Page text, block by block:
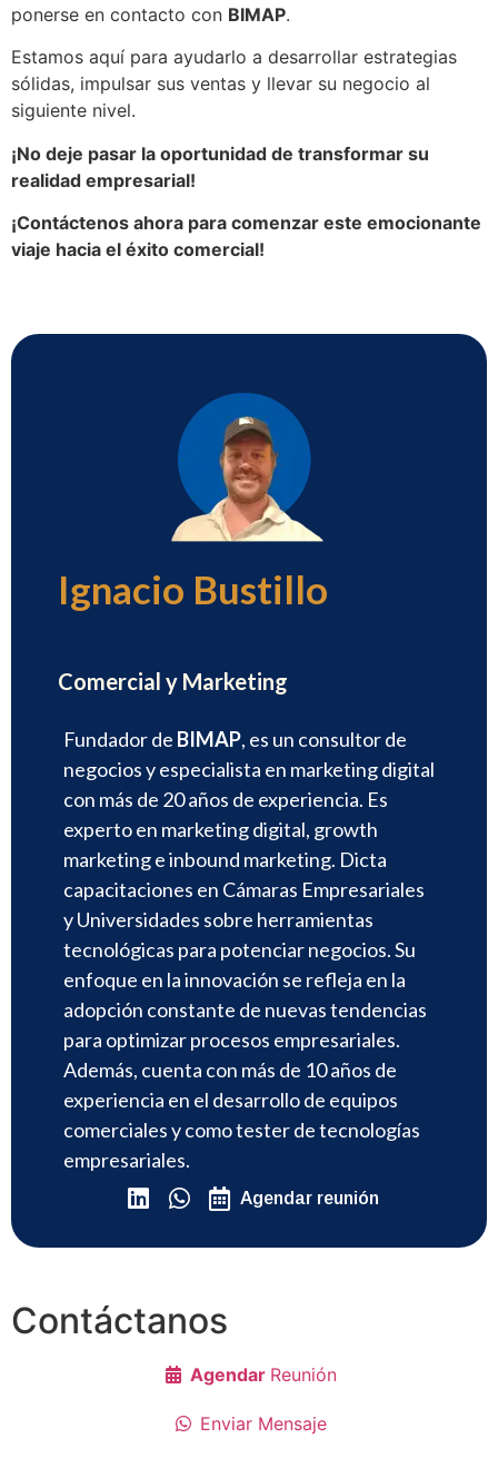
ponerse en contacto con BIMAP.
Estamos aquí para ayudarlo a desarrollar estrategias
sólidas, impulsar sus ventas y llevar su negocio al
siguiente nivel.
¡No deje pasar la oportunidad de transformar su
realidad empresarial!
¡Contáctenos ahora para comenzar este emocionante
viaje hacia el éxito comercial!
Ignacio Bustillo
Comercial y Marketing
Fundador de BIMAP, es un consultor de
negocios y especialista en marketing digital
con más de 20 años de experiencia. Es
experto en marketing digital, growth
marketing e inbound marketing. Dicta
capacitaciones en Cámaras Empresariales
y Universidades sobre herramientas
tecnológicas para potenciar negocios. Su
enfoque en la innovación se refleja en la
adopción constante de nuevas tendencias
para optimizar procesos empresariales.
Además, cuenta con más de 10 años de
experiencia en el desarrollo de equipos
comerciales y como tester de tecnologías
empresariales.
Agendar reunión
Contáctanos
Agendar Reunión
Enviar Mensaje